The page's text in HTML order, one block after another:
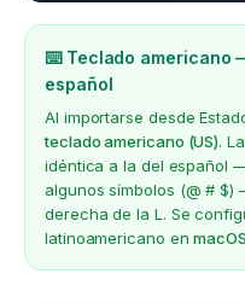
⌨️ Teclado americano
español
Al importarse desde
teclado americano (US).
idéntica a la del español
algunos símbolos (@ #
derecha de la L. Se
latinoamericano enmacOS